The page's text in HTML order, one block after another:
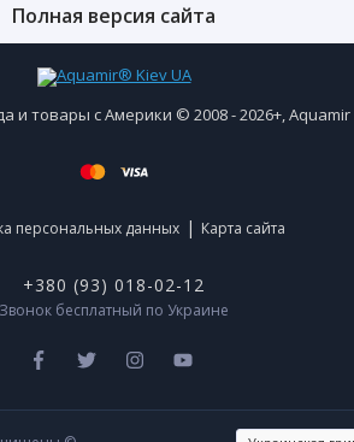
Полная версия сайта
и товары с Америки © 2008 - 2026+,
персональных данных | Карта сайта
+380 (93) 018-02-12
Звонок бесплатный по Украине